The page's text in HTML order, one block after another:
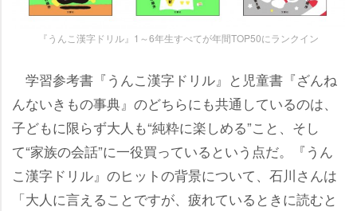
『うんこ漢字ドリル』1～6年生すべてが年間TOP50にランクイン
学習参考書『うんこ漢字ドリル』と児童書『ざんね
んないきもの事典』のどちらにも共通しているのは、
子どもに限らず大人も“純粋に楽しめる”こと、そし
て“家族の会話”に一役買っているという点だ。『うん
こ漢字ドリル』のヒットの背景について、石川さんは
「大人に言えることですが、疲れているときに読むと